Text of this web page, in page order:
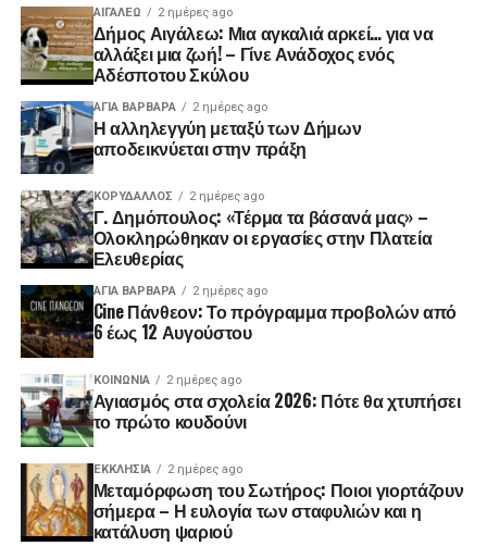
ΑΙΓΑΛΕΩ 2 ημέρες ago
Δήμος Αιγάλεω: Μια αγκαλιά αρκεί… για να
αλλάξει μια ζωή! – Γίνε Ανάδοχος ενός
Αδέσποτου Σκύλου
ΑΓΙΑ ΒΑΡΒΑΡΑ 2 ημέρες ago
Η αλληλεγγύη μεταξύ των Δήμων
αποδεικνύεται στην πράξη
ΚΟΡΥΔΑΛΛΟΣ 2 ημέρες ago
Γ. Δημόπουλος: «Τέρμα τα βάσανά μας» –
Ολοκληρώθηκαν οι εργασίες στην Πλατεία
Ελευθερίας
ΑΓΙΑ ΒΑΡΒΑΡΑ 2 ημέρες ago
Cine Πάνθεον: Το πρόγραμμα προβολών από
6 έως 12 Αυγούστου
ΚΟΙΝΩΝΊΑ 2 ημέρες ago
Αγιασμός στα σχολεία 2026: Πότε θα χτυπήσει
το πρώτο κουδούνι
ΕΚΚΛΗΣΊΑ 2 ημέρες ago
Μεταμόρφωση του Σωτήρος: Ποιοι γιορτάζουν
σήμερα – Η ευλογία των σταφυλιών και η
κατάλυση ψαριού